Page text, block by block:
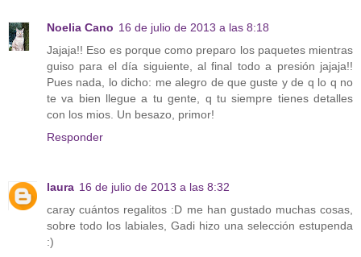
Noelia Cano 16 de julio de 2013 a las 8:18
Jajaja!! Eso es porque como preparo los paquetes mientras
guiso para el día siguiente, al final todo a presión jajaja!!
Pues nada, lo dicho: me alegro de que guste y de q lo q no
te va bien llegue a tu gente, q tu siempre tienes detalles
con los mios. Un besazo, primor!
Responder
laura 16 de julio de 2013 a las 8:32
caray cuántos regalitos :D me han gustado muchas cosas,
sobre todo los labiales, Gadi hizo una selección estupenda
:)